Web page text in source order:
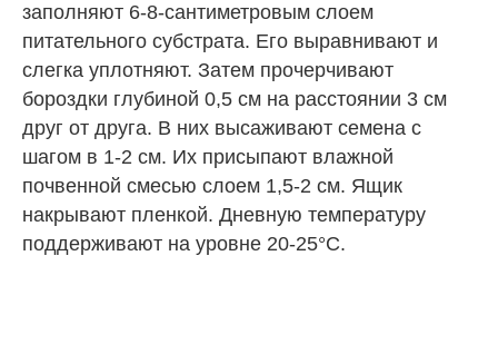
заполняют 6-8-сантиметровым слоем
питательного субстрата. Его выравнивают и
слегка уплотняют. Затем прочерчивают
бороздки глубиной 0,5 см на расстоянии 3 см
друг от друга. В них высаживают семена с
шагом в 1-2 см. Их присыпают влажной
почвенной смесью слоем 1,5-2 см. Ящик
накрывают пленкой. Дневную температуру
поддерживают на уровне 20-25°С.